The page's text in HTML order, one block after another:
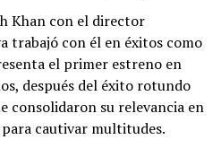
Khan con el director
trabajó con él en éxitos como
el primer estreno en
después del éxito rotundo
consolidaron su relevancia en
cautivar multitudes.